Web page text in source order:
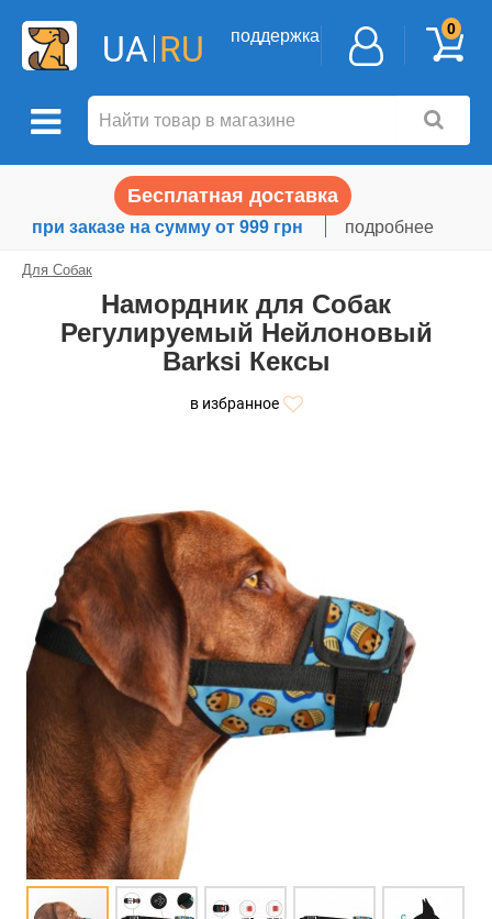
UA RU поддержка 0
Бесплатная доставка
при заказе на сумму от 999 грн подробнее
Для Собак
Намордник для Собак
Регулируемый Нейлоновый
Barksi Кексы
в избранное